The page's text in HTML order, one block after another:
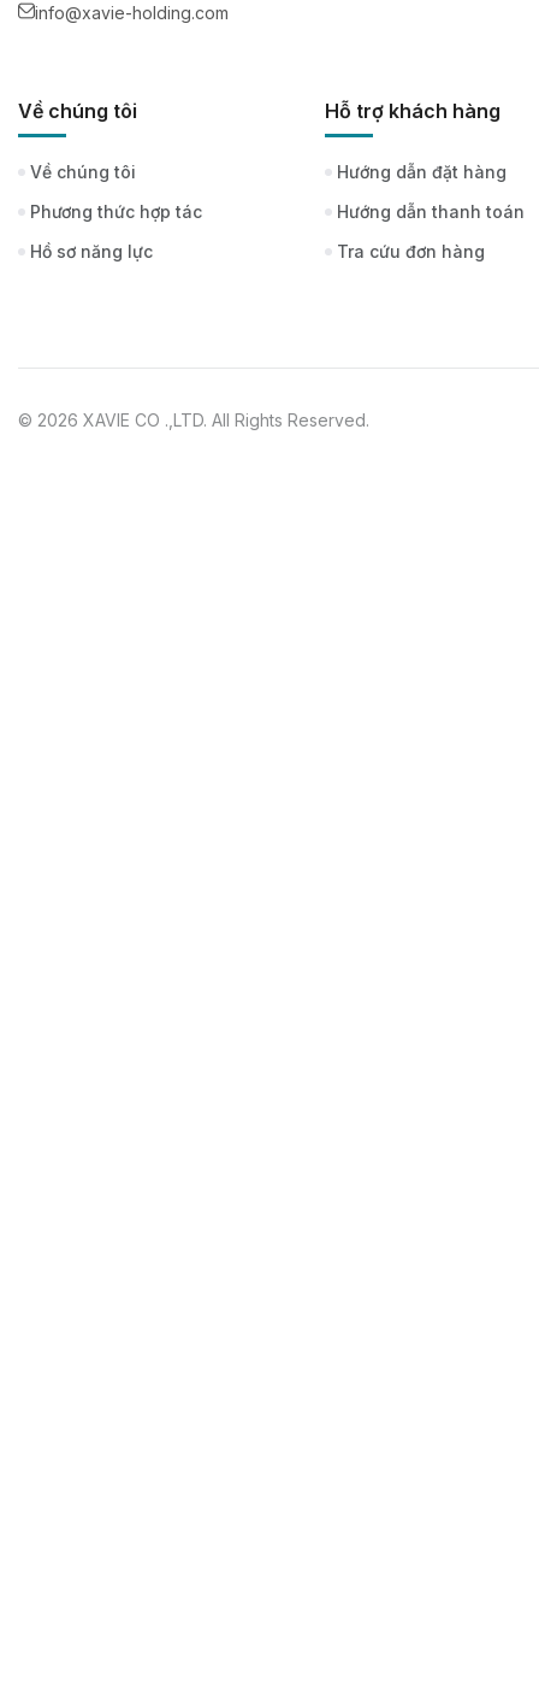
info@xavie-holding.com
Về chúng tôi
Về chúng tôi
Phương thức hợp tác
Hồ sơ năng lực
Hỗ trợ khách hàng
Hướng dẫn đặt hàng
Hướng dẫn thanh toán
Tra cứu đơn hàng
© 2026 XAVIE CO .,LTD. All Rights Reserved.